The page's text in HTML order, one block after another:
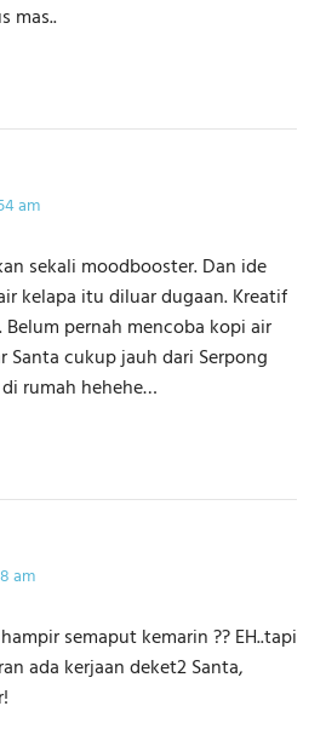
mas..
am
sekali moodbooster. Dan ide
kelapa itu diluar dugaan. Kreatif
pernah mencoba kopi air
Santa cukup jauh dari Serpong
rumah hehehe…
am
semaput kemarin ?? EH..tapi
ada kerjaan deket2 Santa,